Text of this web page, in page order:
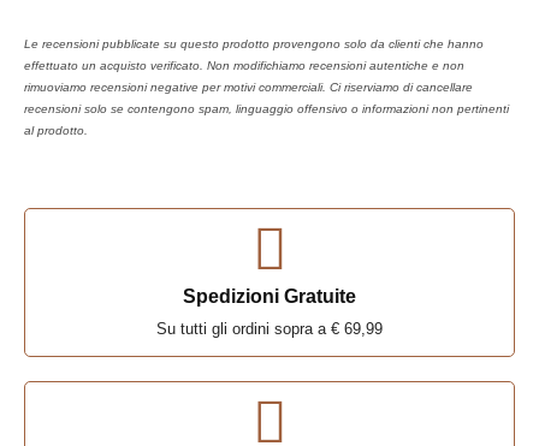
Le recensioni pubblicate su questo prodotto provengono solo da clienti che hanno
effettuato un acquisto verificato. Non modifichiamo recensioni autentiche e non
rimuoviamo recensioni negative per motivi commerciali. Ci riserviamo di cancellare
recensioni solo se contengono spam, linguaggio offensivo o informazioni non pertinenti
al prodotto.
Spedizioni Gratuite
Su tutti gli ordini sopra a € 69,99